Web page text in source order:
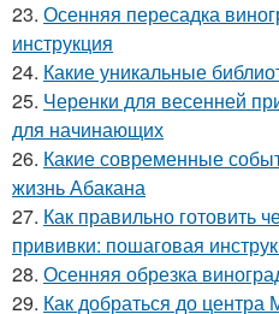
23. Осенняя пересадка
инструкция
24. Какие уникальные
25. Черенки для весенней
для начинающих
26. Какие современные
жизнь Абакана
27. Как правильно готовить
прививки: пошаговая
28. Осенняя обрезка
29. Как добраться до центра